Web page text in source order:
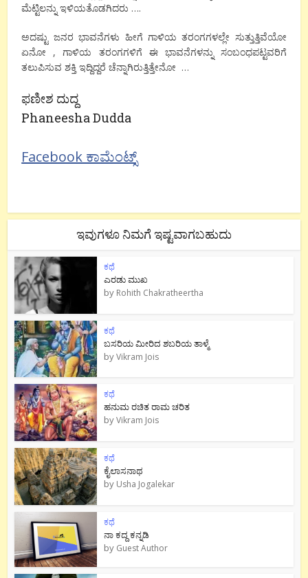
ಮೆಟ್ಟಿಲನ್ನು ಇಳಿಯತೊಡಗಿದರು ….
ಅದಷ್ಟು ಜನರ ಭಾವನೆಗಳು ಹೀಗೆ ಗಾಳಿಯ ತರಂಗಗಳಲ್ಲೇ ಸುತ್ತುತ್ತಿವೆಯೋ
ಏನೋ , ಗಾಳಿಯ ತರಂಗಗಳಿಗೆ ಈ ಭಾವನೆಗಳನ್ನು ಸಂಬಂಧಪಟ್ಟವರಿಗೆ
ತಲುಪಿಸುವ ಶಕ್ತಿ ಇದ್ದಿದ್ದರೆ ಚೆನ್ನಾಗಿರುತ್ತಿತ್ತೇನೋ …
ಫಣೀಶ ದುದ್ದ
Phaneesha Dudda
Facebook ಕಾಮೆಂಟ್ಸ್
ಇವುಗಳೂ ನಿಮಗೆ ಇಷ್ಟವಾಗಬಹುದು
ಕಥೆ
ಎರಡು ಮುಖ
by Rohith Chakratheertha
ಕಥೆ
ಬಸರಿಯ ಮೀರಿದ ಶಬರಿಯ ತಾಳ್ಮೆ
byVikram Jois
ಕಥೆ
ಹನುಮ ರಚಿತ ರಾಮ‌ ಚರಿತ
byVikram Jois
ಕಥೆ
ಕೈಲಾಸನಾಥ
by Usha Jogalekar
ಕಥೆ
ನಾ ಕದ್ದ ಕನ್ನಡಿ
by Guest Author